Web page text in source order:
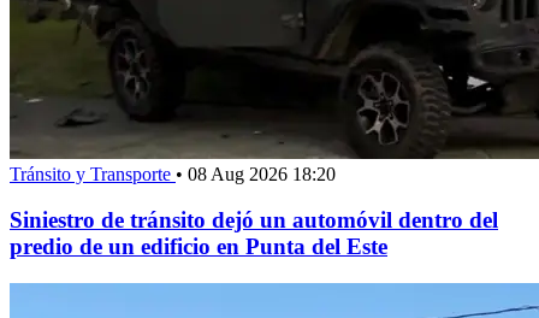
Tránsito y Transporte • 08 Aug 2026 18:20
Siniestro de tránsito dejó un automóvil dentro del
predio de un edificio en Punta del Este